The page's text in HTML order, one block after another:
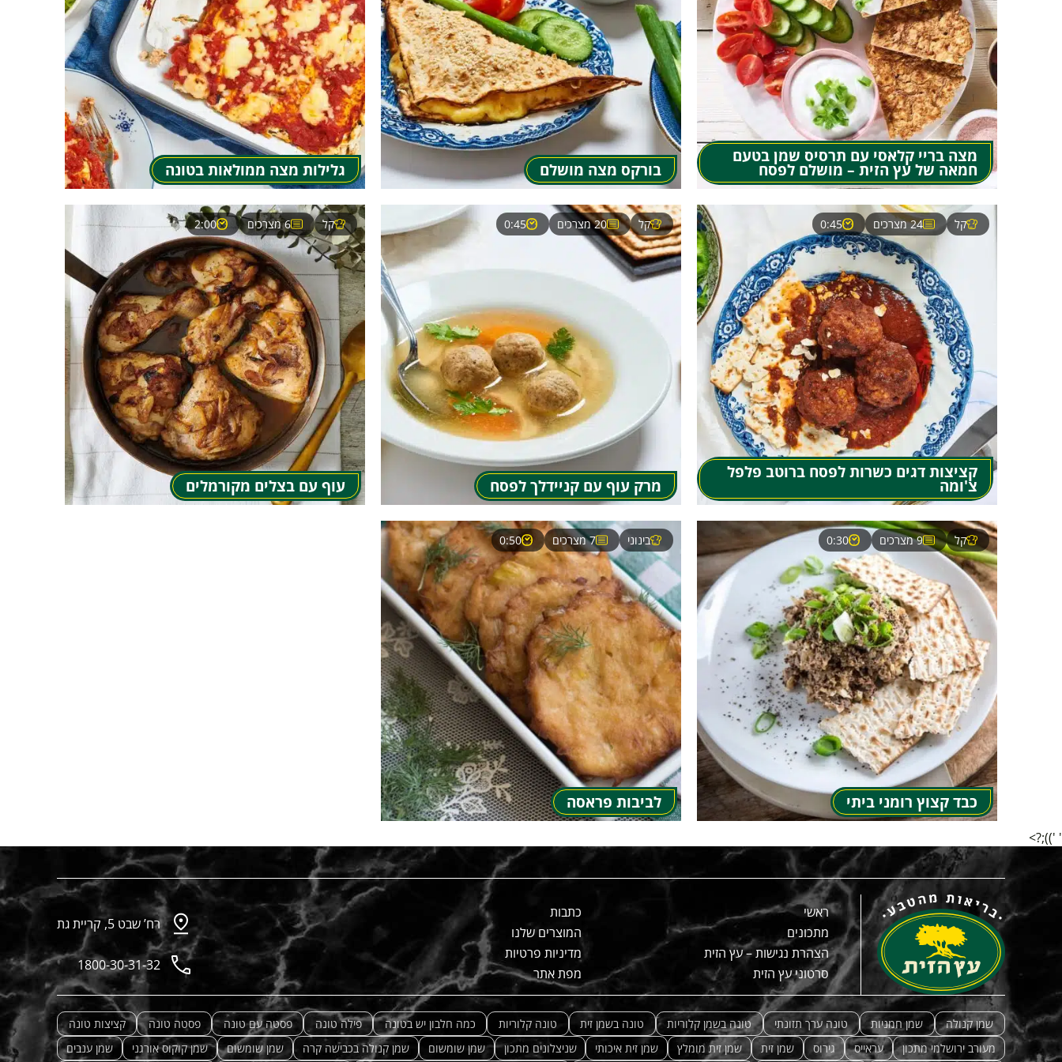
מצה בריי קלאסי עם תרסיס שמן בטעם
חמאה של עץ הזית – מושלם לפסח בורקס מצה מושלם גלילות מצה ממולאות בטונה
קציצות דגים כשרות לפסח ברוטב פלפל
צ'ומה
קל 24 מצרכים 0:45
מרק עוף עם קניידלך לפסח
קל 20 מצרכים 0:45
עוף עם בצלים מקורמלים
קל 6 מצרכים 2:00
כבד קצוץ רומני ביתי
קל 9 מצרכים 0:30
לביבות פראסה
בינוני 7 מצרכים 0:50
' '));?>
ראשי
כתבות
מתכונים
המוצרים שלנו
הצהרת נגישות – עץ הזית
מדיניות פרטיות
סרטוני עץ הזית
מפת אתר
רח’ שבט 5, קריית גת
1800-30-31-32
שמן קנולה שמן חמניות טונה ערך תזונתי טונה בשמן קלוריות טונה בשמן זית טונה קלוריות כמה חלבון יש בטונה פילה טונה פסטה עם טונה פסטה טונה
קציצות טונה
מעורב ירושלמי מתכון
עראייס גירוס שמן זית שמן זית מומלץ שמן זית איכותי שניצלונים מתכון שמן שומשום שמן קנולה בכבישה קרה שמן שומשום שמן קוקוס אורגני שמן ענבים